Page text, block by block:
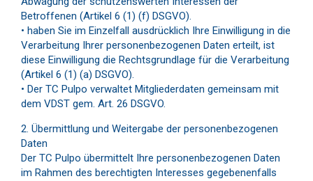
Betroffenen (Artikel 6 (1) (f) DSGVO).
• haben Sie im Einzelfall ausdrücklich Ihre Einwilligung in die
Verarbeitung Ihrer personenbezogenen Daten erteilt, ist
diese Einwilligung die Rechtsgrundlage für die Verarbeitung
(Artikel 6 (1) (a) DSGVO).
• Der TC Pulpo verwaltet Mitgliederdaten gemeinsam mit
dem VDST gem. Art. 26 DSGVO.
2. Übermittlung und Weitergabe der personenbezogenen
Daten
Der TC Pulpo übermittelt Ihre personenbezogenen Daten
im Rahmen des berechtigten Interesses gegebenenfalls